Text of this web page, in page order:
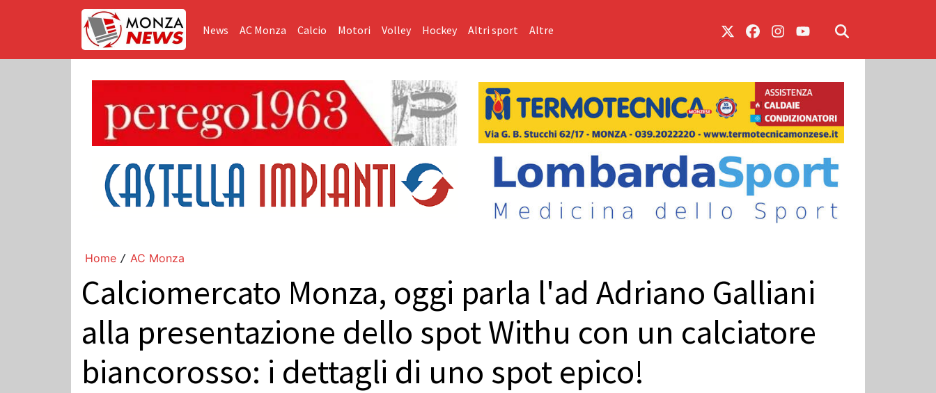
News AC Monza Calcio Motori Volley Hockey Altri sport Altre
Home / AC Monza
Calciomercato Monza, oggi parla l'ad Adriano Galliani
alla presentazione dello spot Withu con un calciatore
biancorosso: i dettagli di uno spot epico!